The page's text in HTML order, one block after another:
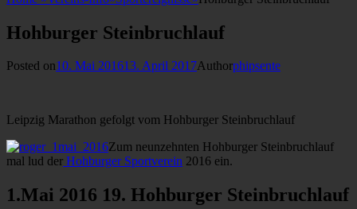
Hohburger Steinbruchlauf
Posted on10. Mai 201613. April 2017Authorphipsente
Leipzig Marathon gefolgt vom Hohburger Steinbruchlauf
Zum neunzehnten Hohburger Steinbruchlauf
mal lud der Hohburger Sportverein 2016 ein.
1.Mai 2016 19. Hohburger Steinbruchlauf